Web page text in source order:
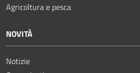
Agricoltura e pesca
NOVITÀ
Notizie